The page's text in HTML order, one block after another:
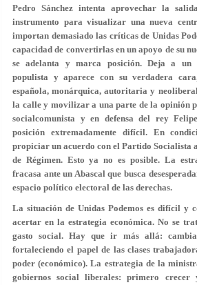
Pedro Sánchez intenta aprovechar la
instrumento para visualizar una nueva
importan demasiado las críticas de Unidas
capacidad de convertirlas en un apoyo de su
se adelanta y marca posición. Deja a un
populista y aparece con su verdadera
española, monárquica, autoritaria y
la calle y movilizar a una parte de la opinión
socialcomunista y en defensa del rey
posición extremadamente difícil. En
propiciar un acuerdo con el Partido Socialista
de Régimen. Esto ya no es posible. La
fracasa ante un Abascal que busca
espacio político electoral de las derechas.
La situación de Unidas Podemos es difícil y
acertar en la estrategia económica. No se
gasto social. Hay que ir más allá:
fortaleciendo el papel de las clases
poder (económico). La estrategia de la
gobiernos social liberales: primero